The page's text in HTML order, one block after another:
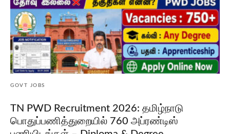
GOVT JOBS
TN PWD Recruitment 2026: தமிழ்நாடு
பொதுப்பணித்துறையில் 760 அப்ரண்டிஸ்